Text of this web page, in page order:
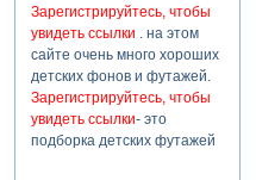
Зарегистрируйтесь, чтобы
увидеть ссылки . на этом
сайте очень много хороших
детских фонов и футажей.
Зарегистрируйтесь, чтобы
увидеть ссылки- это
подборка детских футажей